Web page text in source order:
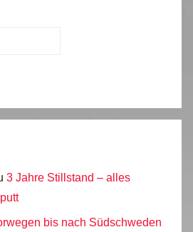
3 Jahre Stillstand – alles
bis nach Südschweden